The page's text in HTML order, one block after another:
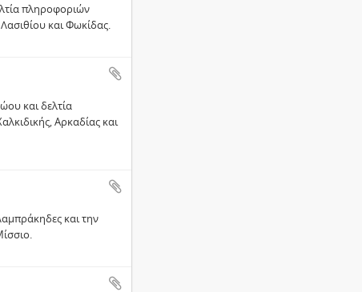
πληροφοριών
και Φωκίδας.
και δελτία
Αρκαδίας και
και την